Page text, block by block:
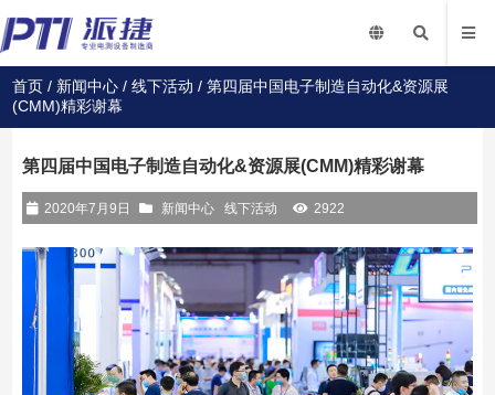
首页 / 新闻中心 /线下活动 / 第四届中国电子制造自动化&资源展
(CMM)精彩谢幕
第四届中国电子制造自动化&资源展(CMM)精彩谢幕
2020年7月9日 新闻中心 线下活动 2922